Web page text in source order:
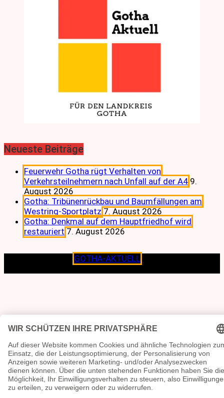
Neueste Beiträge
Feuerwehr Gotha rügt Verhalten von
Verkehrsteilnehmern nach Unfall auf der A4 9.
August 2026
Gotha: Tribünenrückbau und Baumfällungen am
Westring-Sportplatz 7. August 2026
Gotha: Denkmal auf dem Hauptfriedhof wird
restauriert 7. August 2026
GOTHA-AKTUELL
Lokalen verpflichtet.